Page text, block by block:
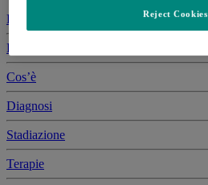
Docufilm
La campagna
Cos’è
Diagnosi
Stadiazione
Terapie
Reject Cookies